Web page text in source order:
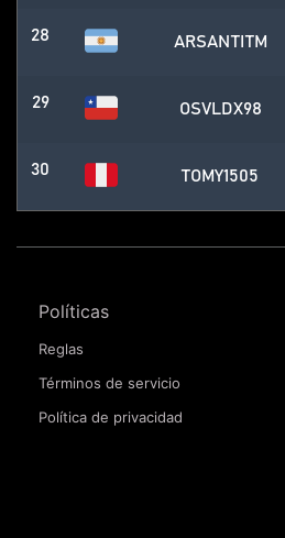
28 ARSANTITM
29 OSVLDX98
30 TOMY1505
Políticas
Reglas
Términos de servicio
Política de privacidad